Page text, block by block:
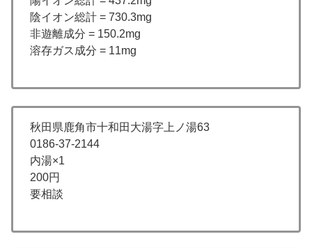
陰イオン総計 = 730.3mg
非遊離成分 = 150.2mg
溶存ガス成分 = 11mg
秋田県鹿角市十和田大湯字上ノ湯63
0186-37-2144
内湯×1
200円
要相談